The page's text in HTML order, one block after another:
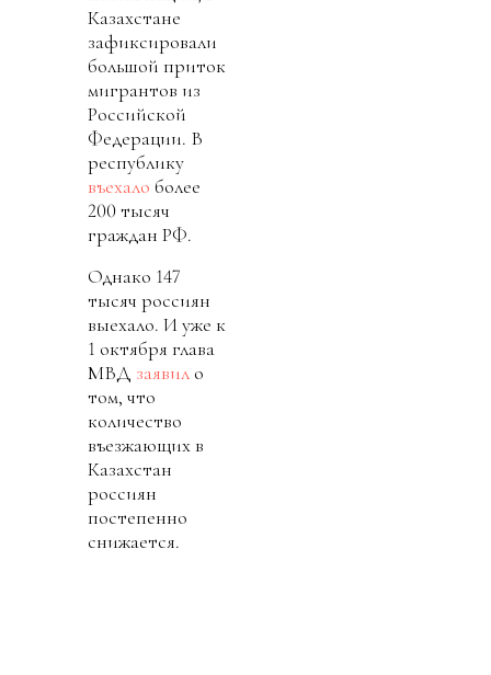
Казахстане
зафиксировали
большой приток
мигрантов из
Российской
Федерации. В
республику
въехало более
200 тысяч
граждан РФ.
Однако 147
тысяч россиян
выехало. И уже к
1 октября глава
МВД заявил о
том, что
количество
въезжающих в
Казахстан
россиян
постепенно
снижается.